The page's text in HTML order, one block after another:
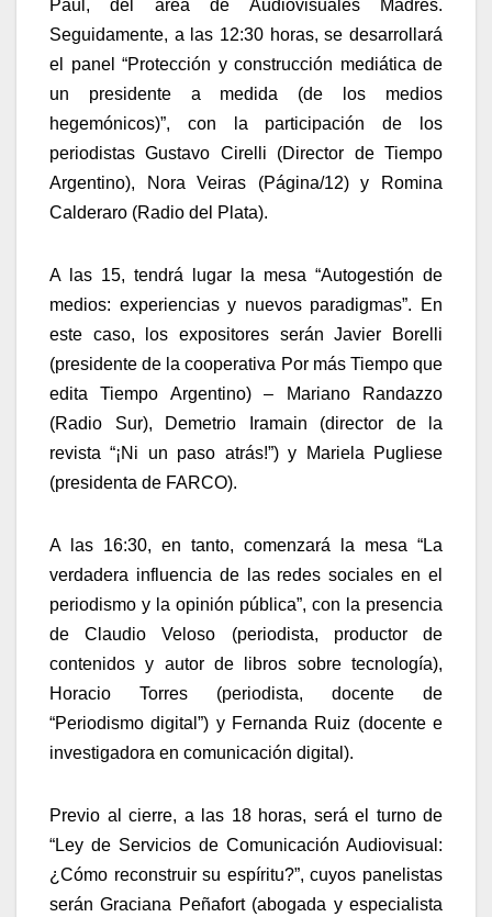
Paul, del área de Audiovisuales Madres.
Seguidamente, a las 12:30 horas, se desarrollará
el panel “Protección y construcción mediática de
un presidente a medida (de los medios
hegemónicos)”, con la participación de los
periodistas Gustavo Cirelli (Director de Tiempo
Argentino), Nora Veiras (Página/12) y Romina
Calderaro (Radio del Plata).
A las 15, tendrá lugar la mesa “Autogestión de
medios: experiencias y nuevos paradigmas”. En
este caso, los expositores serán Javier Borelli
(presidente de la cooperativa Por más Tiempo que
edita Tiempo Argentino) – Mariano Randazzo
(Radio Sur), Demetrio Iramain (director de la
revista “¡Ni un paso atrás!”) y Mariela Pugliese
(presidenta de FARCO).
A las 16:30, en tanto, comenzará la mesa “La
verdadera influencia de las redes sociales en el
periodismo y la opinión pública”, con la presencia
de Claudio Veloso (periodista, productor de
contenidos y autor de libros sobre tecnología),
Horacio Torres (periodista, docente de
“Periodismo digital”) y Fernanda Ruiz (docente e
investigadora en comunicación digital).
Previo al cierre, a las 18 horas, será el turno de
“Ley de Servicios de Comunicación Audiovisual:
¿Cómo reconstruir su espíritu?”, cuyos panelistas
serán Graciana Peñafort (abogada y especialista